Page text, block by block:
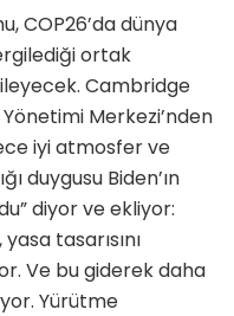
COP26’da dünya
ortak
Cambridge
Merkezi’nden
iyi atmosfer ve
duygusu Biden’ın
diyor ve ekliyor:
tasarısını
Ve bu giderek daha
Yürütme